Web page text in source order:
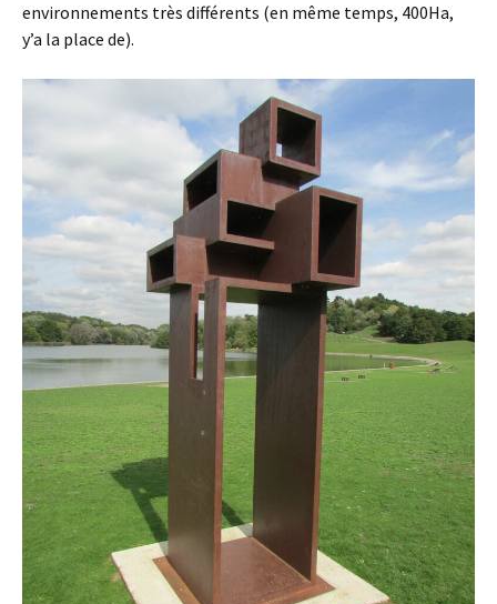
environnements très différents (en même temps, 400Ha,
y’a la place de).